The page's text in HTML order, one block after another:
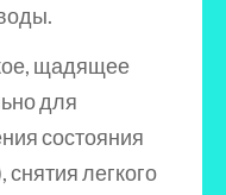
щадящее
для
состояния
легкого